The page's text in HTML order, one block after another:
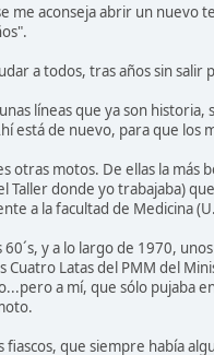
me aconseja abrir un nuevo
a todos, tras años sin salir
líneas que ya son
está de nuevo, para que los
otras motos. De ellas la
Taller donde yo trabajaba)
a la facultad de Medicina
y a lo largo de 1970,
Cuatro Latas del PMM del
a mí, que sólo pujaba
que siempre había